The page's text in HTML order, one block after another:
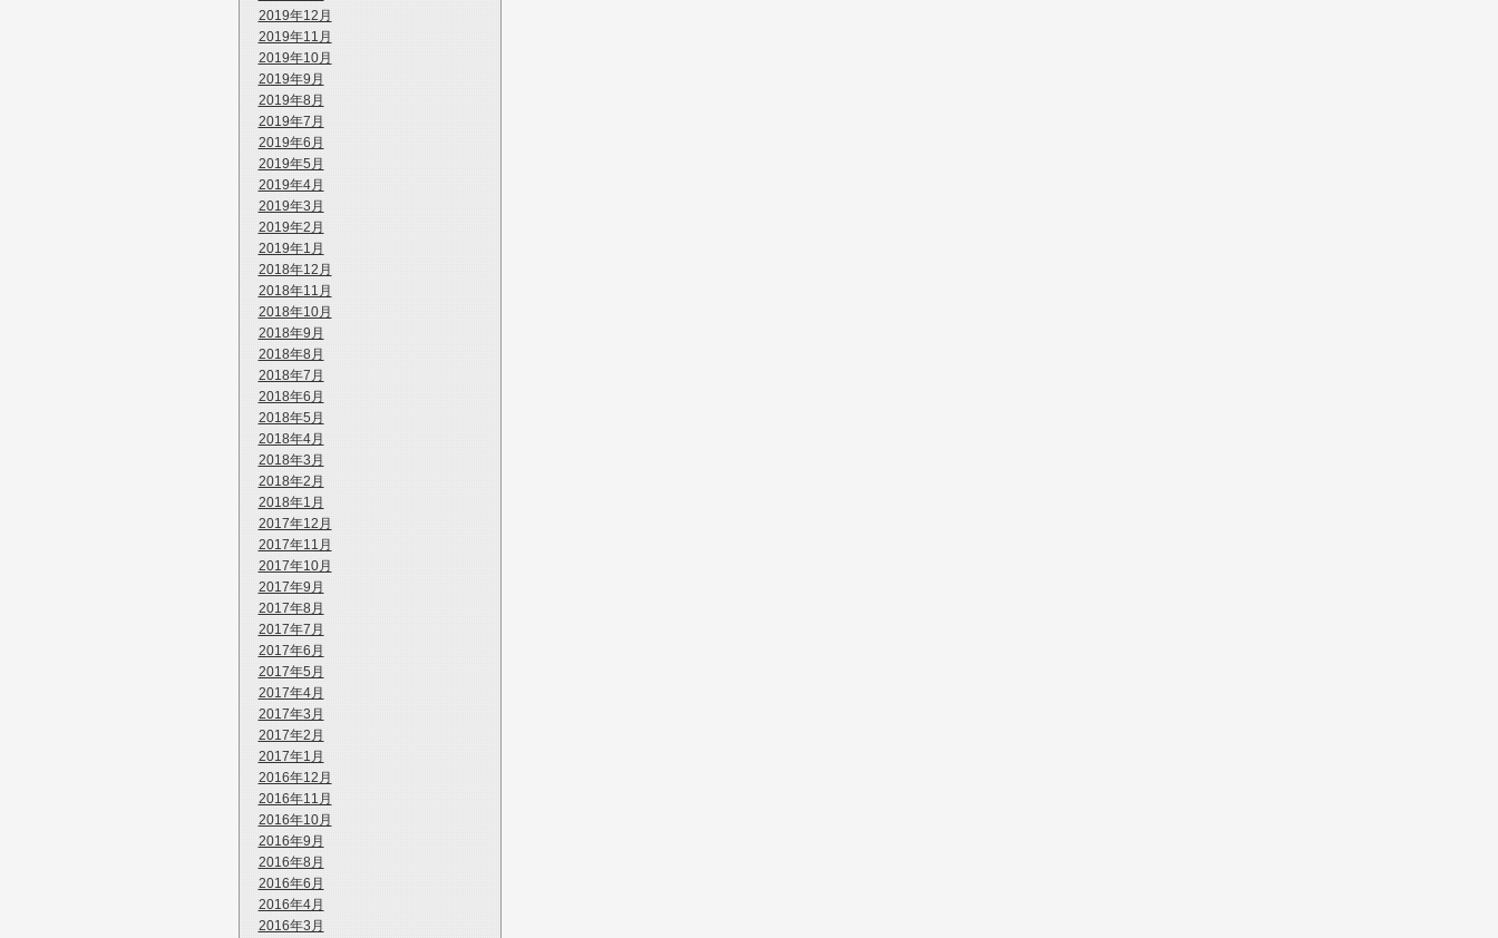
2019年12月
2019年11月
2019年10月
2019年9月
2019年8月
2019年7月
2019年6月
2019年5月
2019年4月
2019年3月
2019年2月
2019年1月
2018年12月
2018年11月
2018年10月
2018年9月
2018年8月
2018年7月
2018年6月
2018年5月
2018年4月
2018年3月
2018年2月
2018年1月
2017年12月
2017年11月
2017年10月
2017年9月
2017年8月
2017年7月
2017年6月
2017年5月
2017年4月
2017年3月
2017年2月
2017年1月
2016年12月
2016年11月
2016年10月
2016年9月
2016年8月
2016年6月
2016年4月
2016年3月